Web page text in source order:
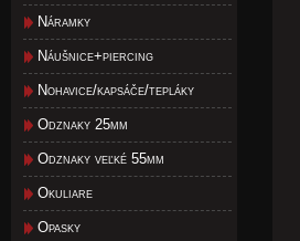
Náramky
Náušnice+piercing
Nohavice/kapsáče/tepláky
Odznaky 25mm
Odznaky veľké 55mm
Okuliare
Opasky